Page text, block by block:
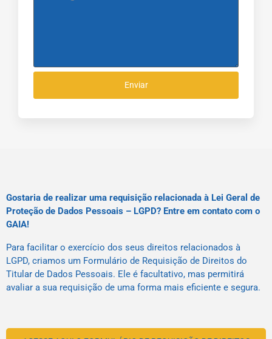
Enviar
Gostaria de realizar uma requisição relacionada à Lei Geral de
Proteção de Dados Pessoais – LGPD? Entre em contato com o
GAIA!
Para facilitar o exercício dos seus direitos relacionados à
LGPD, criamos um Formulário de Requisição de Direitos do
Titular de Dados Pessoais. Ele é facultativo, mas permitirá
avaliar a sua requisição de uma forma mais eficiente e segura.